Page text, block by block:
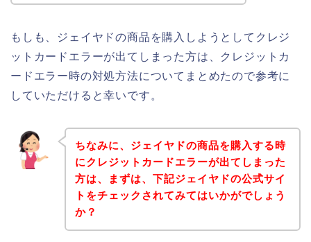
もしも、ジェイヤドの商品を購入しようとしてクレジ
ットカードエラーが出てしまった方は、クレジットカ
ードエラー時の対処方法についてまとめたので参考に
していただけると幸いです。
ちなみに、ジェイヤドの商品を購入する時
にクレジットカードエラーが出てしまった
方は、まずは、下記ジェイヤドの公式サイ
トをチェックされてみてはいかがでしょう
か？